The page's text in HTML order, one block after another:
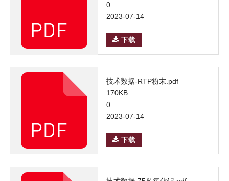
0
2023-07-14
下载
技术数据-RTP粉末.pdf
170KB
0
2023-07-14
下载